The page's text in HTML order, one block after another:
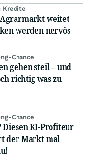
Kredite
Agrarmarkt weitet
werden nervös
Chance
gehen steil – und
richtig was zu
Chance
Diesen KI-Profiteur
der Markt mal